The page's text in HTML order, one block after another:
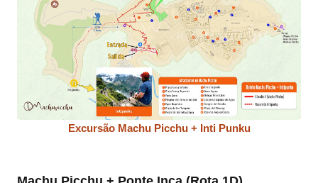
Excursão Machu Picchu + Inti Punku